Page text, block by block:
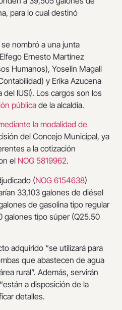
para lo cual destinó
nombró a una junta
Ernesto Martínez
Humanos), Yoselin Magali
y Erika Azucena
IUSI). Los cargos son los
pública de la alcaldía.
la modalidad de
del Concejo Municipal, ya
a la cotización
el NOG 5819962.
(NOG 6154638)
33,103 galones de diésel
de gasolina tipo regular
galones tipo súper (Q25.50
adquirido “se utilizará para
que abastecen de agua
rural”. Además, servirán
a disposición de la
detalles.